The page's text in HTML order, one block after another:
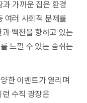
과 가까운 집은 환경
여러 사회적 문제를
백천을 향하고 있는
느낄 수 있는 숨쉬는
한 이벤트가 열리며
수직 광장은